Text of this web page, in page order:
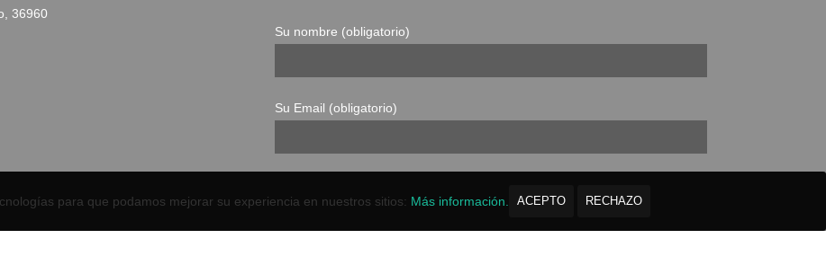
36960
Fuera de ese horario, el
Su nombre (obligatorio)
Su Email (obligatorio)
para que podamos mejorar su experiencia en nuestros sitios: Más información. ACEPTO RECHAZO